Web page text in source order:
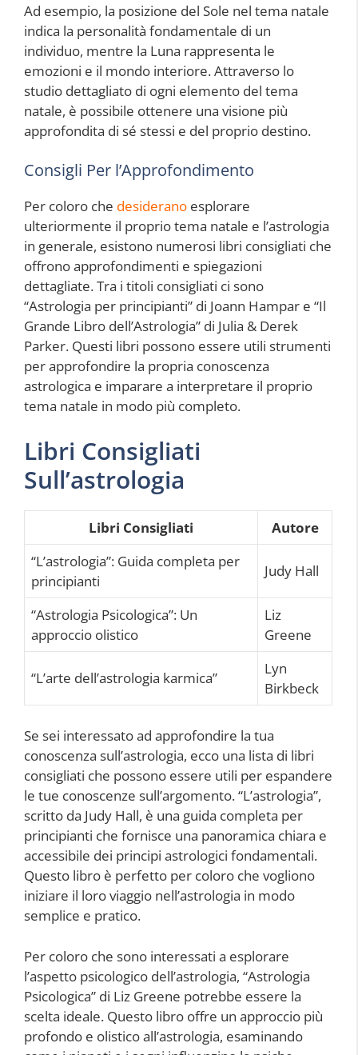
Ad esempio, la posizione del Sole nel tema natale
indica la personalità fondamentale di un
individuo, mentre la Luna rappresenta le
emozioni e il mondo interiore. Attraverso lo
studio dettagliato di ogni elemento del tema
natale, è possibile ottenere una visione più
approfondita di sé stessi e del proprio destino.
Consigli Per l’Approfondimento
Per coloro che desiderano esplorare
ulteriormente il proprio tema natale e l’astrologia
in generale, esistono numerosi libri consigliati che
offrono approfondimenti e spiegazioni
dettagliate. Tra i titoli consigliati ci sono
“Astrologia per principianti” di Joann Hampar e “Il
Grande Libro dell’Astrologia” di Julia & Derek
Parker. Questi libri possono essere utili strumenti
per approfondire la propria conoscenza
astrologica e imparare a interpretare il proprio
tema natale in modo più completo.
Libri Consigliati
Sull’astrologia
Libri Consigliati
Autore
“L’astrologia”: Guida completa per
principianti
Judy Hall
“Astrologia Psicologica”: Un
approccio olistico
Liz
Greene
“L’arte dell’astrologia karmica”
Lyn
Birkbeck
Se sei interessato ad approfondire la tua
conoscenza sull’astrologia, ecco una lista di libri
consigliati che possono essere utili per espandere
le tue conoscenze sull’argomento. “L’astrologia”,
scritto da Judy Hall, è una guida completa per
principianti che fornisce una panoramica chiara e
accessibile dei principi astrologici fondamentali.
Questo libro è perfetto per coloro che vogliono
iniziare il loro viaggio nell’astrologia in modo
semplice e pratico.
Per coloro che sono interessati a esplorare
l’aspetto psicologico dell’astrologia, “Astrologia
Psicologica” di Liz Greene potrebbe essere la
scelta ideale. Questo libro offre un approccio più
profondo e olistico all’astrologia, esaminando